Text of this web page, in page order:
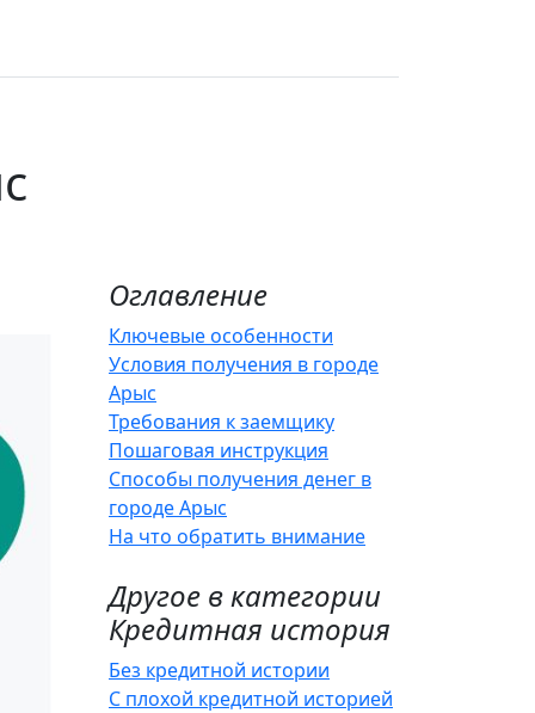
Оглавление
Ключевые особенности
Условия получения в городе
Арыс
Требования к заемщику
Пошаговая инструкция
Способы получения денег в
городе Арыс
На что обратить внимание
Другое в категории
Кредитная история
Без кредитной истории
С плохой кредитной историей